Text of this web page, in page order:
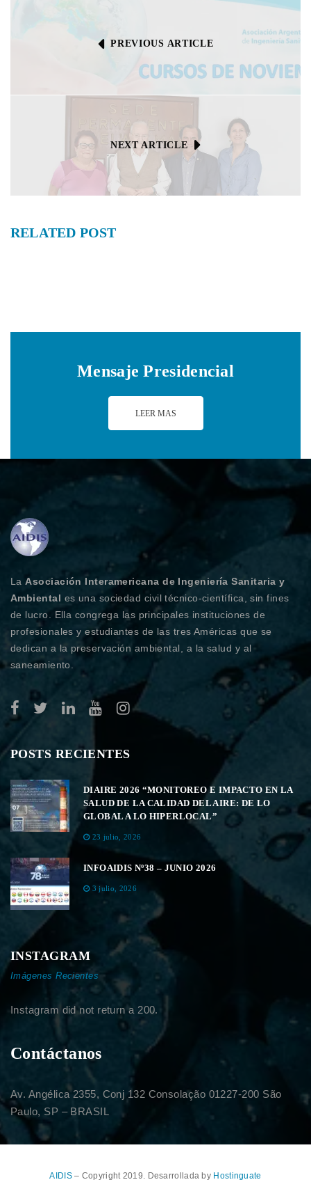
PREVIOUS ARTICLE
NEXT ARTICLE
RELATED POST
Mensaje Presidencial
LEER MAS
LaAsociación Interamericana de Ingeniería Sanitaria y
Ambiental es una sociedad civil técnico-científica, sin fines
de lucro. Ella congrega las principales instituciones de
profesionales y estudiantes de las tres Américas que se
dedican a la preservación ambiental, a la salud y al
saneamiento.
POSTS RECIENTES
DIAIRE 2026 “MONITOREO E IMPACTO EN LA
SALUD DE LA CALIDAD DEL AIRE: DE LO
GLOBAL A LO HIPERLOCAL”
23 julio, 2026
INFOAIDIS Nº38 – JUNIO 2026
3 julio, 2026
INSTAGRAM
Imágenes Recientes
Instagram did not return a 200.
Contáctanos
Av. Angélica 2355, Conj 132 Consolação 01227-200 São
Paulo, SP – BRASIL
AIDIS– Copyright 2019. Desarrollada by Hostinguate